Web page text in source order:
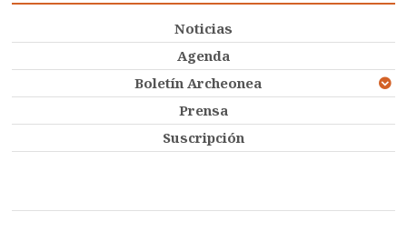
Noticias
Agenda
Boletín Archeonea
Prensa
Suscripción